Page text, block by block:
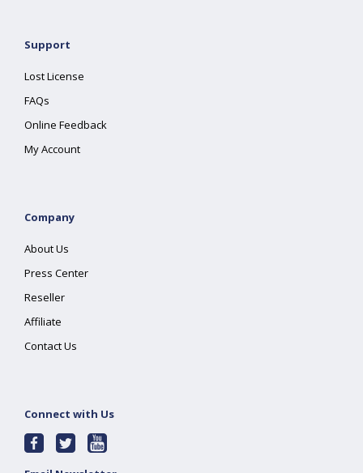
Support
Lost License
FAQs
Online Feedback
My Account
Company
About Us
Press Center
Reseller
Affiliate
Contact Us
Connect with Us